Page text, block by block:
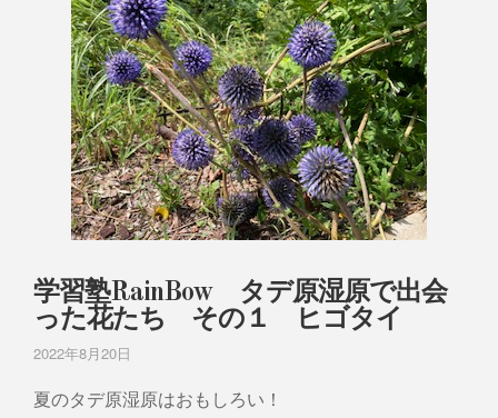
学習塾RainBow タデ原湿原で出会
った花たち その１ ヒゴタイ
2022年8月20日
夏のタデ原湿原はおもしろい！